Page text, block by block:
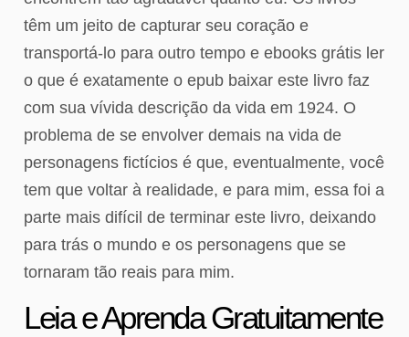
têm um jeito de capturar seu coração e
transportá-lo para outro tempo e ebooks grátis ler
o que é exatamente o epub baixar este livro faz
com sua vívida descrição da vida em 1924. O
problema de se envolver demais na vida de
personagens fictícios é que, eventualmente, você
tem que voltar à realidade, e para mim, essa foi a
parte mais difícil de terminar este livro, deixando
para trás o mundo e os personagens que se
tornaram tão reais para mim.
Leia e Aprenda Gratuitamente